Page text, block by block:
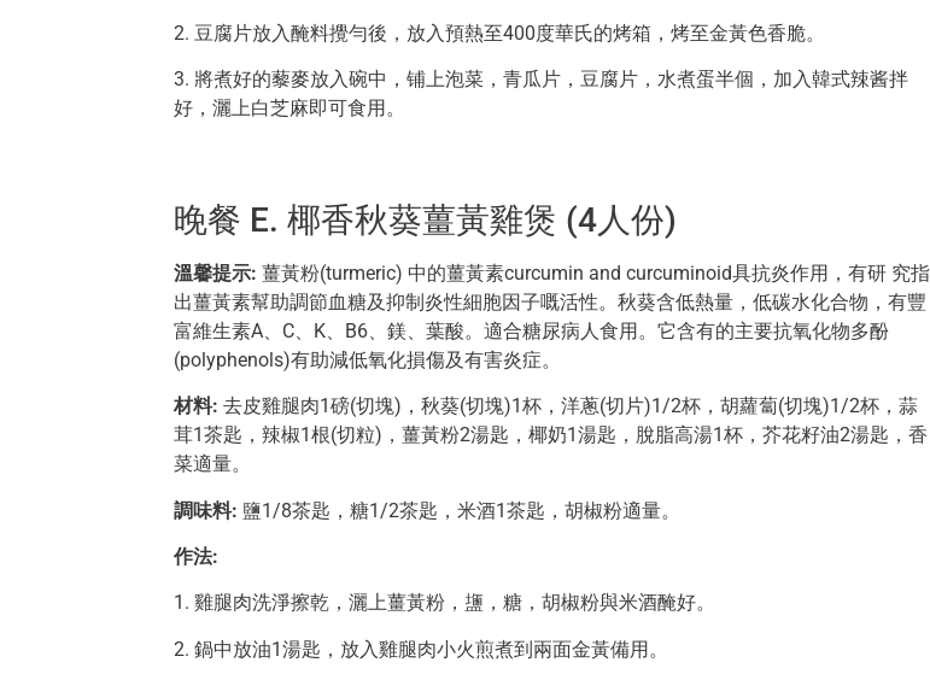
2. 豆腐片放入醃料攪勻後，放入預熱至400度華氏的烤箱，烤至金黃色香脆。
3. 將煮好的藜麥放入碗中，铺上泡菜，青瓜片，豆腐片，水煮蛋半個，加入韓式辣酱拌
好，灑上白芝麻即可食用。
晚餐 E. 椰香秋葵薑黃雞煲 (4人份)
溫馨提示: 薑黃粉(turmeric) 中的薑黃素curcumin and curcuminoid具抗炎作用，有研 究指
出薑黃素幫助調節血糖及抑制炎性細胞因子嘅活性。秋葵含低熱量，低碳水化合物，有豐
富維生素A、C、K、B6、鎂、葉酸。適合糖尿病人食用。它含有的主要抗氧化物多酚
(polyphenols)有助減低氧化損傷及有害炎症。
材料: 去皮雞腿肉1磅(切塊)，秋葵(切塊)1杯，洋蔥(切片)1/2杯，胡蘿蔔(切塊)1/2杯，蒜
茸1茶匙，辣椒1根(切粒)，薑黃粉2湯匙，椰奶1湯匙，脫脂高湯1杯，芥花籽油2湯匙，香
菜適量。
調味料: 鹽1/8茶匙，糖1/2茶匙，米酒1茶匙，胡椒粉適量。
作法:
1. 雞腿肉洗淨擦乾，灑上薑黃粉，䀋，糖，胡椒粉與米酒醃好。
2. 鍋中放油1湯匙，放入雞腿肉小火煎煮到兩面金黃備用。